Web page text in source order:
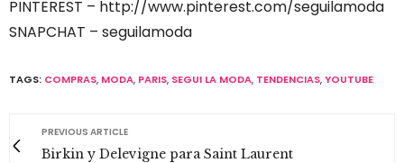
PINTEREST – http://www.pinterest.com/seguilamoda
SNAPCHAT – seguilamoda
TAGS: COMPRAS, MODA, PARIS, SEGUI LA MODA, TENDENCIAS,YOUTUBE
PREVIOUS ARTICLE
Birkin y Delevigne para Saint Laurent